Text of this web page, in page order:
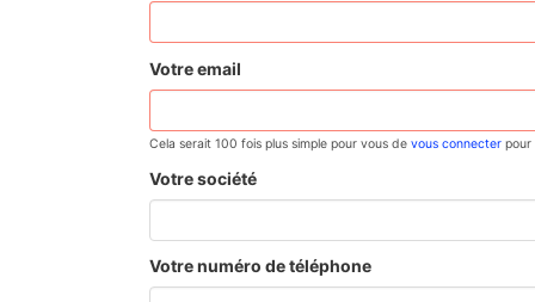
Votre email
Cela serait 100 fois plus simple pour vous devous connecter pour
Votre société
Votre numéro de téléphone